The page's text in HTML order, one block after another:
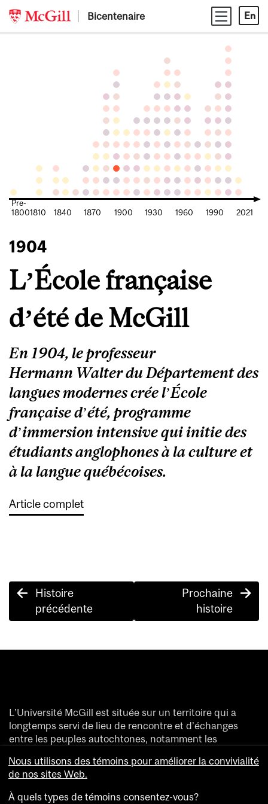
Skip
content
Bicentenaire En
Pre-
18001810 1840 1870 1900 1930 1960 1990 2021
1904
L’École française
d’été de McGill
En 1904, le professeur
Hermann Walter du Département des
langues modernes crée l’École
française d’été, programme
d’immersion intensive qui initie des
étudiants anglophones à la culture et
à la langue québécoises.
Article complet
Post
navigation
Histoire
précédente
Prochaine
histoire
L’Université McGill est située sur un territoire qui a
longtemps servi de lieu de rencontre et d’échanges
entre les peuples autochtones, notamment les
Nous saluons et remercions les divers peuples
autochtones qui ont enrichi de leur présence ce
territoire accueillant aujourd’hui des gens de partout
Nous utilisons des témoins pour améliorer la convivialité
de nos sites Web.
À quels types de témoins consentez-vous?